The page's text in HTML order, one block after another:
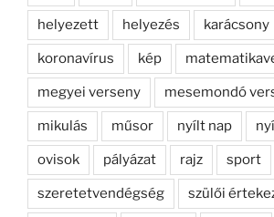
helyezett helyezés karácsony
koronavírus kép
megyei verseny mesemondó
mikulás műsor nyílt nap
ovisok pályázat rajz sport
szeretetvendégség szülői